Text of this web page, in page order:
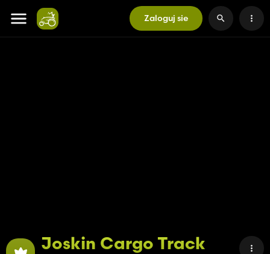
Zaloguj sie
Joskin Cargo Track